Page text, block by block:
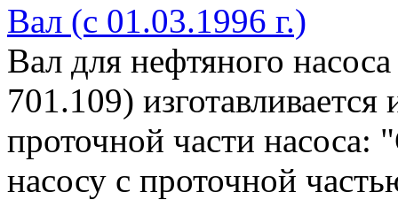
Вал (с 01.03.1996 г.)
Вал для нефтяного
701.109)
проточной части насоса:
насосу с проточной